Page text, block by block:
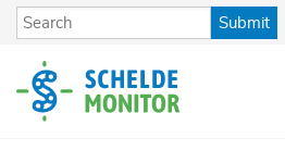
Skip
content
Submit